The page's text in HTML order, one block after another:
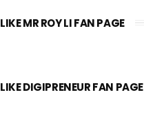
LIKE MR ROY LI FAN PAGE
LIKE DIGIPRENEUR FAN PAGE